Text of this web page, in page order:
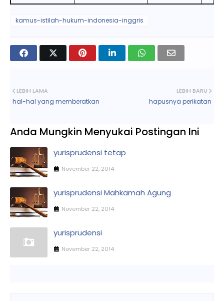
kamus-istilah-hukum-indonesia-inggris
LEBIH BARU
hapusnya perikatan
LEBIH LAMA
hal-hal yang memberatkan
Anda Mungkin Menyukai Postingan Ini
yurisprudensi tetap
November 22, 2014
yurisprudensi Mahkamah Agung
November 22, 2014
yurisprudensi
November 22, 2014